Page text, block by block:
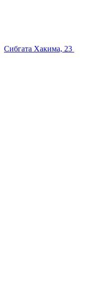
Сибгата Хакима, 23